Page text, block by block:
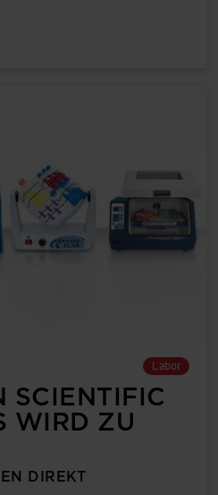
Labor
SCIENTIFIC
WIRD ZU
DIREKT